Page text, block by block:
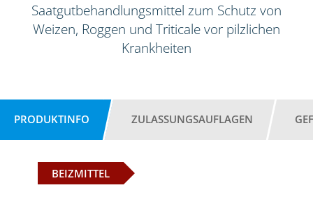
Saatgutbehandlungsmittel zum Schutz von
Weizen, Roggen und Triticale vor pilzlichen
Krankheiten
PRODUKTINFO ZULASSUNGSAUFLAGEN
BEIZMITTEL